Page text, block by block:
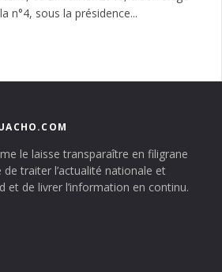
n°4, sous la présidence...
le laisse transparaître en filigrane
traiter l’actualité nationale et
et de livrer l’information en continu.